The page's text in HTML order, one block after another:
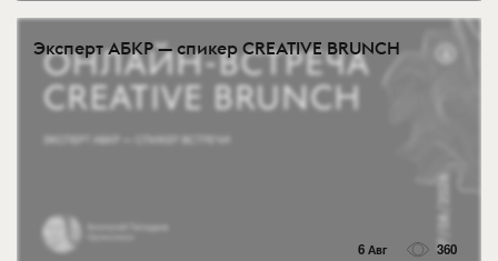
Эксперт АБКР — спикер CREATIVE BRUNCH
6 Авг 360